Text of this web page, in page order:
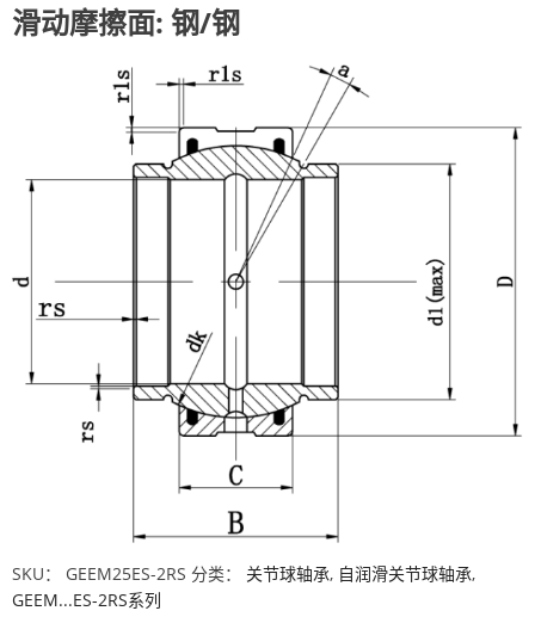
滑动摩擦面: 钢/钢
SKU： GEEM25ES-2RS 分类： 关节球轴承, 自润滑关节球轴承,
GEEM...ES-2RS系列